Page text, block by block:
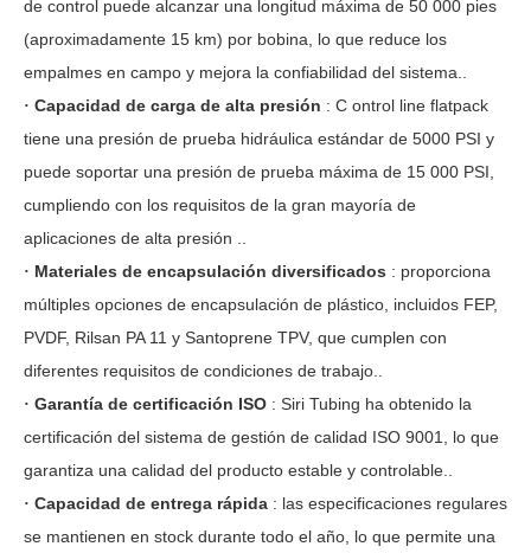
de control puede alcanzar una longitud máxima de 50 000 pies
(aproximadamente 15 km) por bobina, lo que reduce los
empalmes en campo y mejora la confiabilidad del sistema.
· Capacidad de carga de alta presión : C ontrol line flatpack
tiene una presión de prueba hidráulica estándar de 5000 PSI y
puede soportar una presión de prueba máxima de 15 000 PSI,
cumpliendo con los requisitos de la gran mayoría de
aplicaciones de alta presión
· Materiales de encapsulación diversificados : proporciona
múltiples opciones de encapsulación de plástico, incluidos FEP,
PVDF, Rilsan PA 11 y Santoprene TPV, que cumplen con
diferentes requisitos de condiciones de trabajo.
· Garantía de certificación ISO : Siri Tubing ha obtenido la
certificación del sistema de gestión de calidad ISO 9001, lo que
garantiza una calidad del producto estable y controlable.
· Capacidad de entrega rápida : las especificaciones regulares
se mantienen en stock durante todo el año, lo que permite una